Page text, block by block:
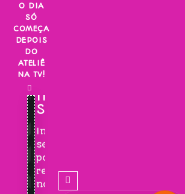
Skip
content
O DIA
SÓ
COMEÇA
DEPOIS
DO
ATELIÊ
NA TV!
INSCREVA-
SE!
Inscreva-
se
para
receber
novidades!